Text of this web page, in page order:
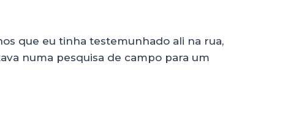
que eu tinha testemunhado ali na rua,
numa pesquisa de campo para um